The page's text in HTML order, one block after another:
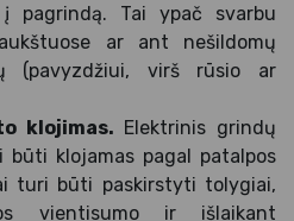
pagrindą. Tai ypač svarbu
ar ant nešildomų
(pavyzdžiui, virš rūsio ar
klojimas. Elektrinis grindų
klojamas pagal patalpos
turi būti paskirstyti tolygiai,
vientisumo ir išlaikant